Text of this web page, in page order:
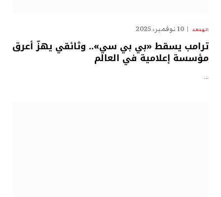
الهدهد 10 نوفمبر، 2025
ترامب يسقط «بي بي سي».. وثائقي يهزّ أعرق
مؤسسة إعلامية في العالم
…